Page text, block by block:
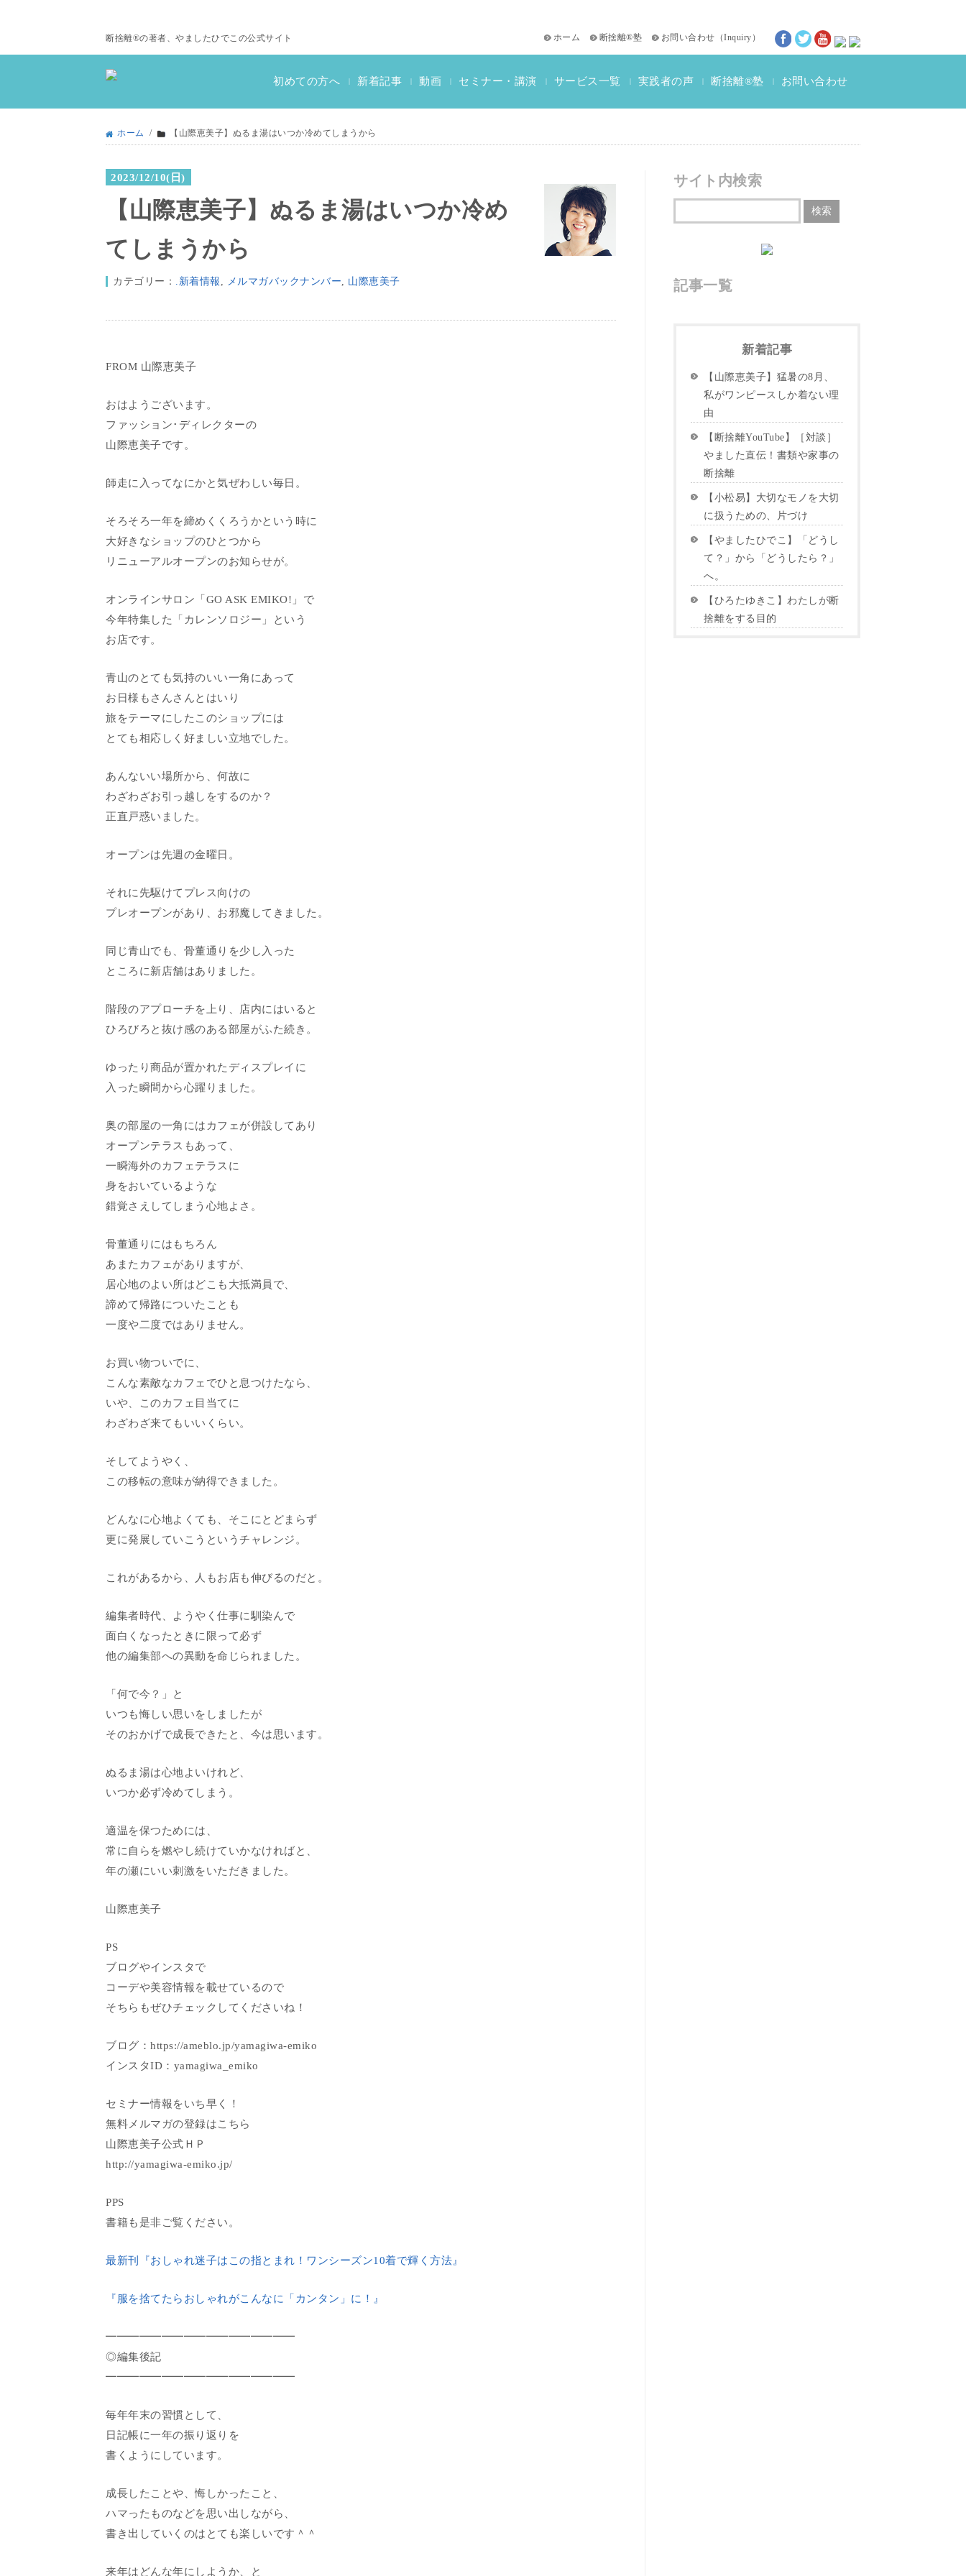
断捨離®の著者、やましたひでこの公式サイト ホーム 断捨離®塾 お問い合わせ （Inquiry ）
初めての方へ | 新着記事 | 動画 | セミナー・講演 | サービス一覧
おススメ書籍
教材一覧
断捨離検定情報
| 実践者の声
断捨離®体験談
動画インタビュー
| 断捨離®塾 | お問い合わせ
ホーム / 【山際恵美子】ぬるま湯はいつか冷めてしまうから
2023/12/10(日)
【山際恵美子】ぬるま湯はいつか冷め
てしまうから
カテゴリー： .新着情報 , メルマガバックナンバー, 山際恵美子
FROM 山際恵美子
おはようございます。
ファッション･ディレクターの
山際恵美子です。
師走に入ってなにかと気ぜわしい毎日。
そろそろ一年を締めくくろうかという時に
大好きなショップのひとつから
リニューアルオープンのお知らせが。
オンラインサロン「GO ASK EMIKO!」で
今年特集した「カレンソロジー」という
お店です。
青山のとても気持のいい一角にあって
お日様もさんさんとはいり
旅をテーマにしたこのショップには
とても相応しく好ましい立地でした。
あんないい場所から、何故に
わざわざお引っ越しをするのか？
正直戸惑いました。
オープンは先週の金曜日。
それに先駆けてプレス向けの
プレオープンがあり、お邪魔してきました。
同じ青山でも、骨董通りを少し入った
ところに新店舗はありました。
階段のアプローチを上り、店内にはいると
ひろびろと抜け感のある部屋がふた続き。
ゆったり商品が置かれたディスプレイに
入った瞬間から心躍りました。
奥の部屋の一角にはカフェが併設してあり
オープンテラスもあって、
一瞬海外のカフェテラスに
身をおいているような
錯覚さえしてしまう心地よさ。
骨董通りにはもちろん
あまたカフェがありますが、
居心地のよい所はどこも大抵満員で、
諦めて帰路についたことも
一度や二度ではありません。
お買い物ついでに、
こんな素敵なカフェでひと息つけたなら、
いや、このカフェ目当てに
わざわざ来てもいいくらい。
そしてようやく、
この移転の意味が納得できました。
どんなに心地よくても、そこにとどまらず
更に発展していこうというチャレンジ。
これがあるから、人もお店も伸びるのだと。
編集者時代、ようやく仕事に馴染んで
面白くなったときに限って必ず
他の編集部への異動を命じられました。
「何で今？」と
いつも悔しい思いをしましたが
そのおかげで成長できたと、今は思います。
ぬるま湯は心地よいけれど、
いつか必ず冷めてしまう。
適温を保つためには、
常に自らを燃やし続けていかなければと、
年の瀬にいい刺激をいただきました。
山際恵美子
PS
ブログやインスタで
コーデや美容情報を載せているので
そちらもぜひチェックしてくださいね！
ブログ：https://ameblo.jp/yamagiwa-emiko
インスタID：yamagiwa_emiko
セミナー情報をいち早く！
無料メルマガの登録はこちら
山際恵美子公式ＨＰ
http://yamagiwa-emiko.jp/
PPS
書籍も是非ご覧ください。
最新刊『おしゃれ迷子はこの指とまれ！ワンシーズン10着で輝く方法』
『服を捨てたらおしゃれがこんなに「カンタン」に！』
━━━━━━━━━━━━━━━━━
◎編集後記
━━━━━━━━━━━━━━━━━
毎年年末の習慣として、
日記帳に一年の振り返りを
書くようにしています。
成長したことや、悔しかったこと、
ハマったものなどを思い出しながら、
書き出していくのはとても楽しいです＾＾
来年はどんな年にしようか、と
サイト内検索
記事一覧
新着記事
【山際恵美子】猛暑の8月、
私がワンピースしか着ない理
由
【断捨離YouTube】［対談］
やました直伝！書類や家事の
断捨離
【小松易】大切なモノを大切
に扱うための、片づけ
【やましたひでこ】「どうし
て？」から「どうしたら？」
へ。
【ひろたゆきこ】わたしが断
捨離をする目的